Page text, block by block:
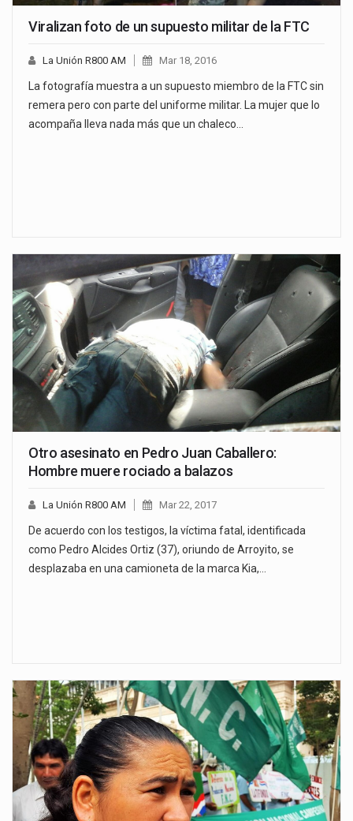
Viralizan foto de un supuesto militar de la FTC
La Unión R800 AM Mar 18, 2016
La fotografía muestra a un supuesto miembro de la FTC sin
remera pero con parte del uniforme militar. La mujer que lo
acompaña lleva nada más que un chaleco…
Otro asesinato en Pedro Juan Caballero:
Hombre muere rociado a balazos
La Unión R800 AM Mar 22, 2017
De acuerdo con los testigos, la víctima fatal, identificada
como Pedro Alcides Ortiz (37), oriundo de Arroyito, se
desplazaba en una camioneta de la marca Kia,…